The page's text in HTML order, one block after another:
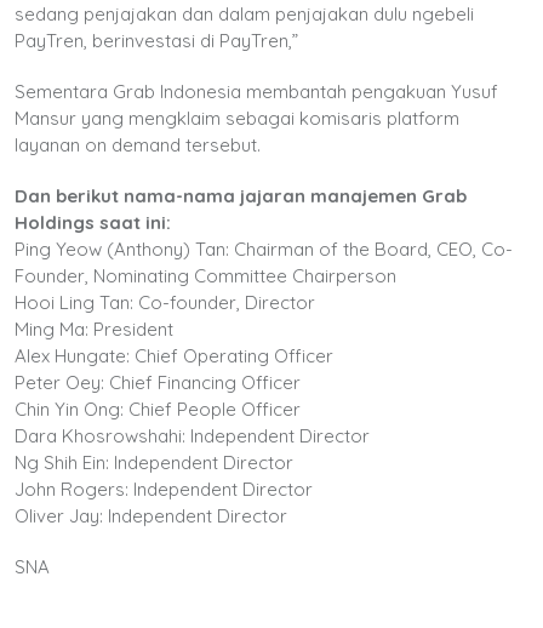
sedang penjajakan dan dalam penjajakan dulu ngebeli
PayTren, berinvestasi di PayTren,”
Sementara Grab Indonesia membantah pengakuan Yusuf
Mansur yang mengklaim sebagai komisaris platform
layanan on demand tersebut.
Dan berikut nama-nama jajaran manajemen Grab
Holdings saat ini:
Ping Yeow (Anthony) Tan: Chairman of the Board, CEO, Co-
Founder, Nominating Committee Chairperson
Hooi Ling Tan: Co-founder, Director
Ming Ma: President
Alex Hungate: Chief Operating Officer
Peter Oey: Chief Financing Officer
Chin Yin Ong: Chief People Officer
Dara Khosrowshahi: Independent Director
Ng Shih Ein: Independent Director
John Rogers: Independent Director
Oliver Jay: Independent Director
SNA